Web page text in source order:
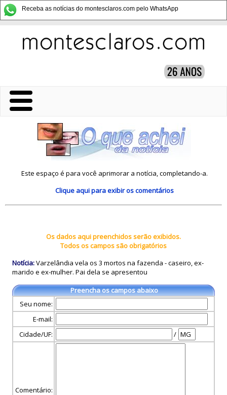
Receba as notícias do montesclaros.com pelo WhatsApp
Este espaço é para você aprimorar a notícia, completando-a.
Clique aquipara exibir os comentários
Os dados aqui preenchidos serão exibidos.
Todos os campos são obrigatórios
Notícia:Varzelândia vela os 3 mortos na fazenda - caseiro, ex-
marido e ex-mulher. Pai dela se apresentou
Preencha os campos abaixo
Seu nome:
E-mail:
Cidade/UF:
/
Comentário: